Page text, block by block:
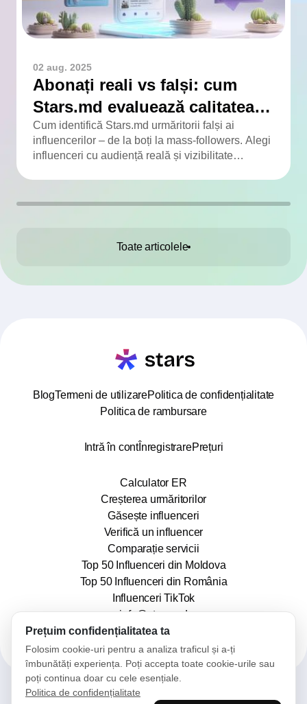
02 aug. 2025
Abonați reali vs falși: cum
Stars.md evaluează calitatea
audienței
Cum identifică Stars.md urmăritorii falși ai
influencerilor – de la boți la mass-followers. Alegi
influenceri cu audiență reală și vizibilitate
Toate articolele
BlogTermeni de utilizarePolitica de confidențialitate
Politica de rambursare
Intră în contÎnregistrarePrețuri
Calculator ER
Creșterea urmăritorilor
Găsește influenceri
Verifică un influencer
Comparație servicii
Top 50 Influenceri din Moldova
Top 50 Influenceri din România
Influenceri TikTok
info@stars.md
Prețuim confidențialitatea ta
Folosim cookie-uri pentru a analiza traficul și a-ți
îmbunătăți experiența. Poți accepta toate cookie-urile sau
poți continua doar cu cele esențiale.
Politica de confidențialitate